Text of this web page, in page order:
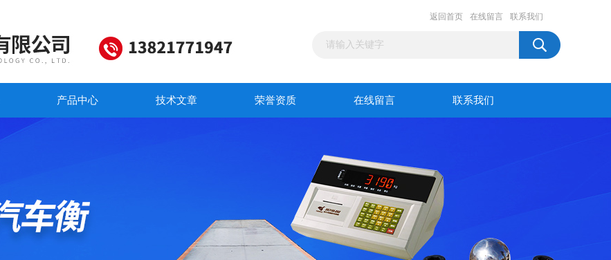
返回首页 在线留言 联系我们
产品中心 技术文章 荣誉资质 在线留言 联系我们